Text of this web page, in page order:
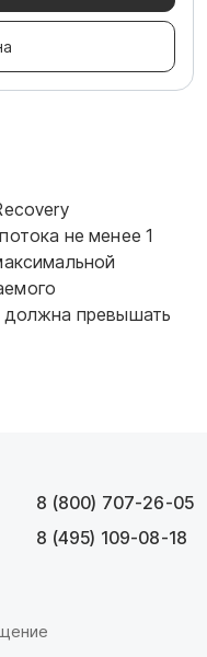
не менее 1
должна превышать
8 (800) 707-26-05
8 (495) 109-08-18